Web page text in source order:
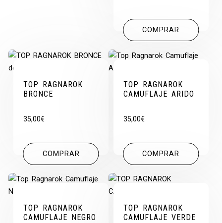
COMPRAR
TOP RAGNAROK
BRONCE
35,00€
COMPRAR
TOP RAGNAROK
CAMUFLAJE ARIDO
35,00€
COMPRAR
TOP RAGNAROK
CAMUFLAJE NEGRO
TOP RAGNAROK
CAMUFLAJE VERDE